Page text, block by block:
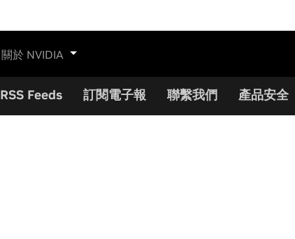
關於 NVIDIA
RSS Feeds 訂閱電子報 聯繫我們 產品安全